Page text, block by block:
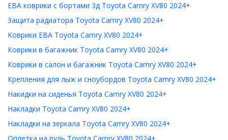
ЕВА коврики с бортами 3д Toyota Camry XV80 2024+
Защита радиатора Toyota Camry XV80 2024+
Коврики ЕВА Toyota Camry XV80 2024+
Коврики в багажник Toyota Camry XV80 2024+
Коврики в салон и багажник Toyota Camry XV80 2024+
Крепления для лыж и сноубордов Toyota Camry XV80 2024+
Накидки на сиденья Toyota Camry XV80 2024+
Накладки Toyota Camry XV80 2024+
Накладки на зеркала Toyota Camry XV80 2024+